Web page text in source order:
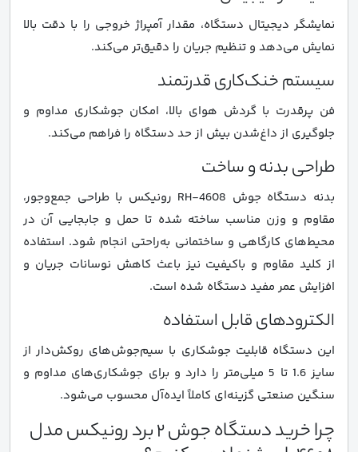
نمایشگر دیجیتال دستگاه، مقدار آمپراژ خروجی را با دقت بالا
نمایش می‌دهد و تنظیم جریان را دقیق‌تر می‌کند.
سیستم خنک‌کاری قدرتمند
فن پرقدرت با گردش هوای بالا، امکان جوشکاری مداوم و
جلوگیری از داغ‌شدن بیش از حد دستگاه را فراهم می‌کند.
طراحی بدنه و ساخت
بدنه دستگاه جوش RH-4608 رونیکس با طراحی جمع‌وجور،
مقاوم و وزن مناسب ساخته شده تا حمل و جابجایی آن در
محیط‌های کارگاهی و ساختمانی به‌راحتی انجام شود. استفاده
از کلید مقاوم و باکیفیت نیز باعث کاهش نوسانات جریان و
افزایش عمر مفید دستگاه شده است.
الکترودهای قابل استفاده
این دستگاه قابلیت جوشکاری با سیم‌جوش‌های روکش‌دار از
سایز 1.6 تا 5 میلی‌متر را دارد و برای جوشکاری‌های مداوم و
سنگین صنعتی گزینه‌ای کاملاً ایده‌آل محسوب می‌شود.
چرا خرید دستگاه جوش 2 برد رونیکس مدل